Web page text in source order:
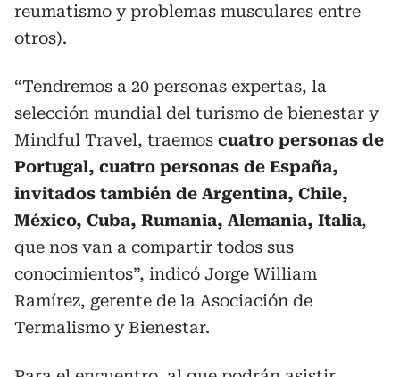
reumatismo y problemas musculares entre
otros).
“Tendremos a 20 personas expertas, la
selección mundial del turismo de bienestar y
Mindful Travel, traemos cuatro personas de
Portugal, cuatro personas de España,
invitados también de Argentina, Chile,
México, Cuba, Rumania, Alemania, Italia,
que nos van a compartir todos sus
conocimientos”, indicó Jorge William
Ramírez, gerente de la Asociación de
Termalismo y Bienestar.